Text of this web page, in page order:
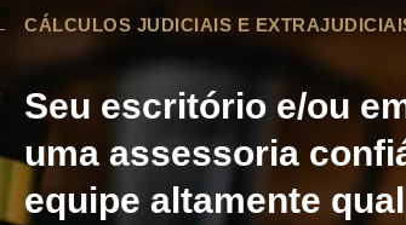
CÁLCULOS JUDICIAIS E
Seu escritório e/ou
uma assessoria
equipe altamente